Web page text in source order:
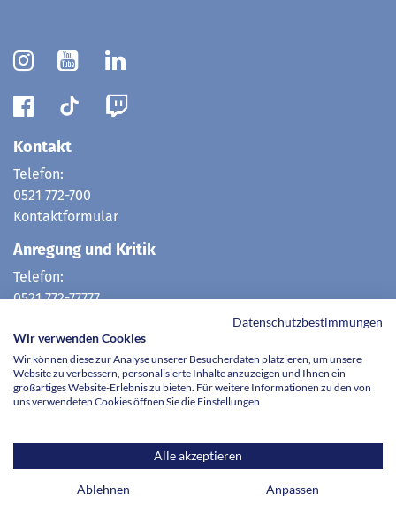
Kontakt
Telefon:
0521 772-700
Kontaktformular
Anregung und Kritik
Telefon:
0521 772-77777
hotline@evkb.de
Datenschutzbestimmungen
Wir verwenden Cookies
Wir können diese zur Analyse unserer Besucherdaten platzieren, um unsere
Website zu verbessern, personalisierte Inhalte anzuzeigen und Ihnen ein
großartiges Website-Erlebnis zu bieten. Für weitere Informationen zu den von
uns verwendeten Cookies öffnen Sie die Einstellungen.
Alle akzeptieren
Ablehnen Anpassen